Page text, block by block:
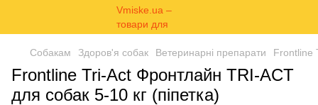
Собакам Здоров'я собак Ветеринарні препарати Frontline
Frontline Tri-Act Фронтлайн TRI-ACT
для собак 5-10 кг (піпетка)